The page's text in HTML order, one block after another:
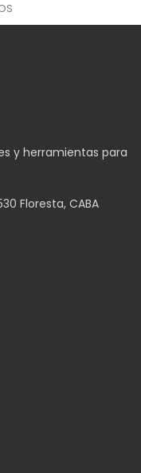
y herramientas para
Floresta, CABA